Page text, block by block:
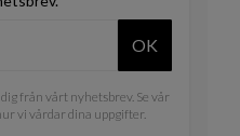
OK
från vårt nyhetsbrev. Se vår
vi vårdar dina uppgifter.